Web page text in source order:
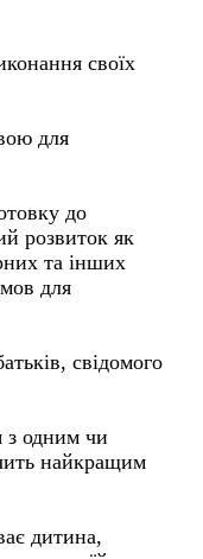
своїх
для
до
розвиток як
та інших
для
свідомого
з одним чи
найкращим
дитина,